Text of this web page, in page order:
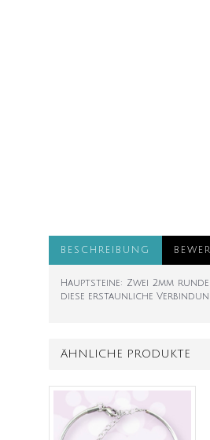
BESCHREIBUNG
Hauptsteine: Zwei 2mm
diese erstaunliche
ÄHNLICHE PRODUKTE